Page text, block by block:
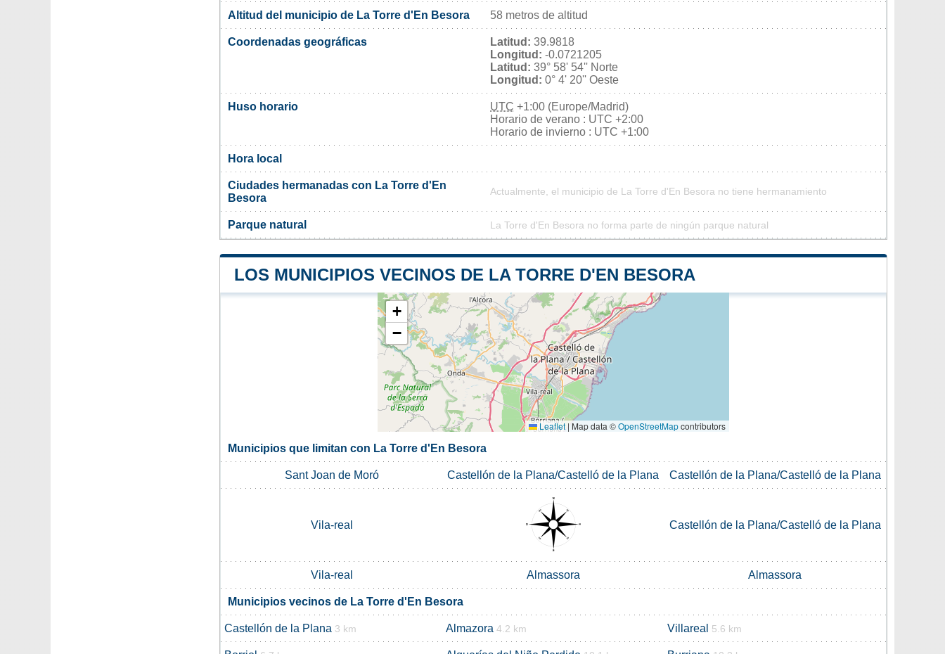
Altitud del municipio de La Torre d'En Besora 58 metros de altitud
Coordenadas geográficas Latitud: 39.9818
Longitud: -0.0721205
Latitud: 39° 58' 54'' Norte
Longitud: 0° 4' 20'' Oeste
Huso horario UTC +1:00 (Europe/Madrid)
Horario de verano : UTC +2:00
Horario de invierno : UTC +1:00
Hora local
Ciudades hermanadas con La Torre d'En
Besora
Actualmente, el municipio de La Torre d'En Besora no tiene hermanamiento
Parque natural La Torre d'En Besora no forma parte de ningún parque natural
LOS MUNICIPIOS VECINOS DE LA TORRE D'EN BESORA
+
−
Leaflet | Map data ©OpenStreetMapcontributors
Municipios que limitan con La Torre d'En Besora
Sant Joan de Moró Castellón de la Plana/Castelló de la Plana Castellón de la Plana/Castelló de la Plana
Vila-real Castellón de la Plana/Castelló de la Plana
Vila-real Almassora Almassora
Municipios vecinos de La Torre d'En Besora
Castellón de la Plana 3 km Almazora 4.2 km Villareal 5.6 km